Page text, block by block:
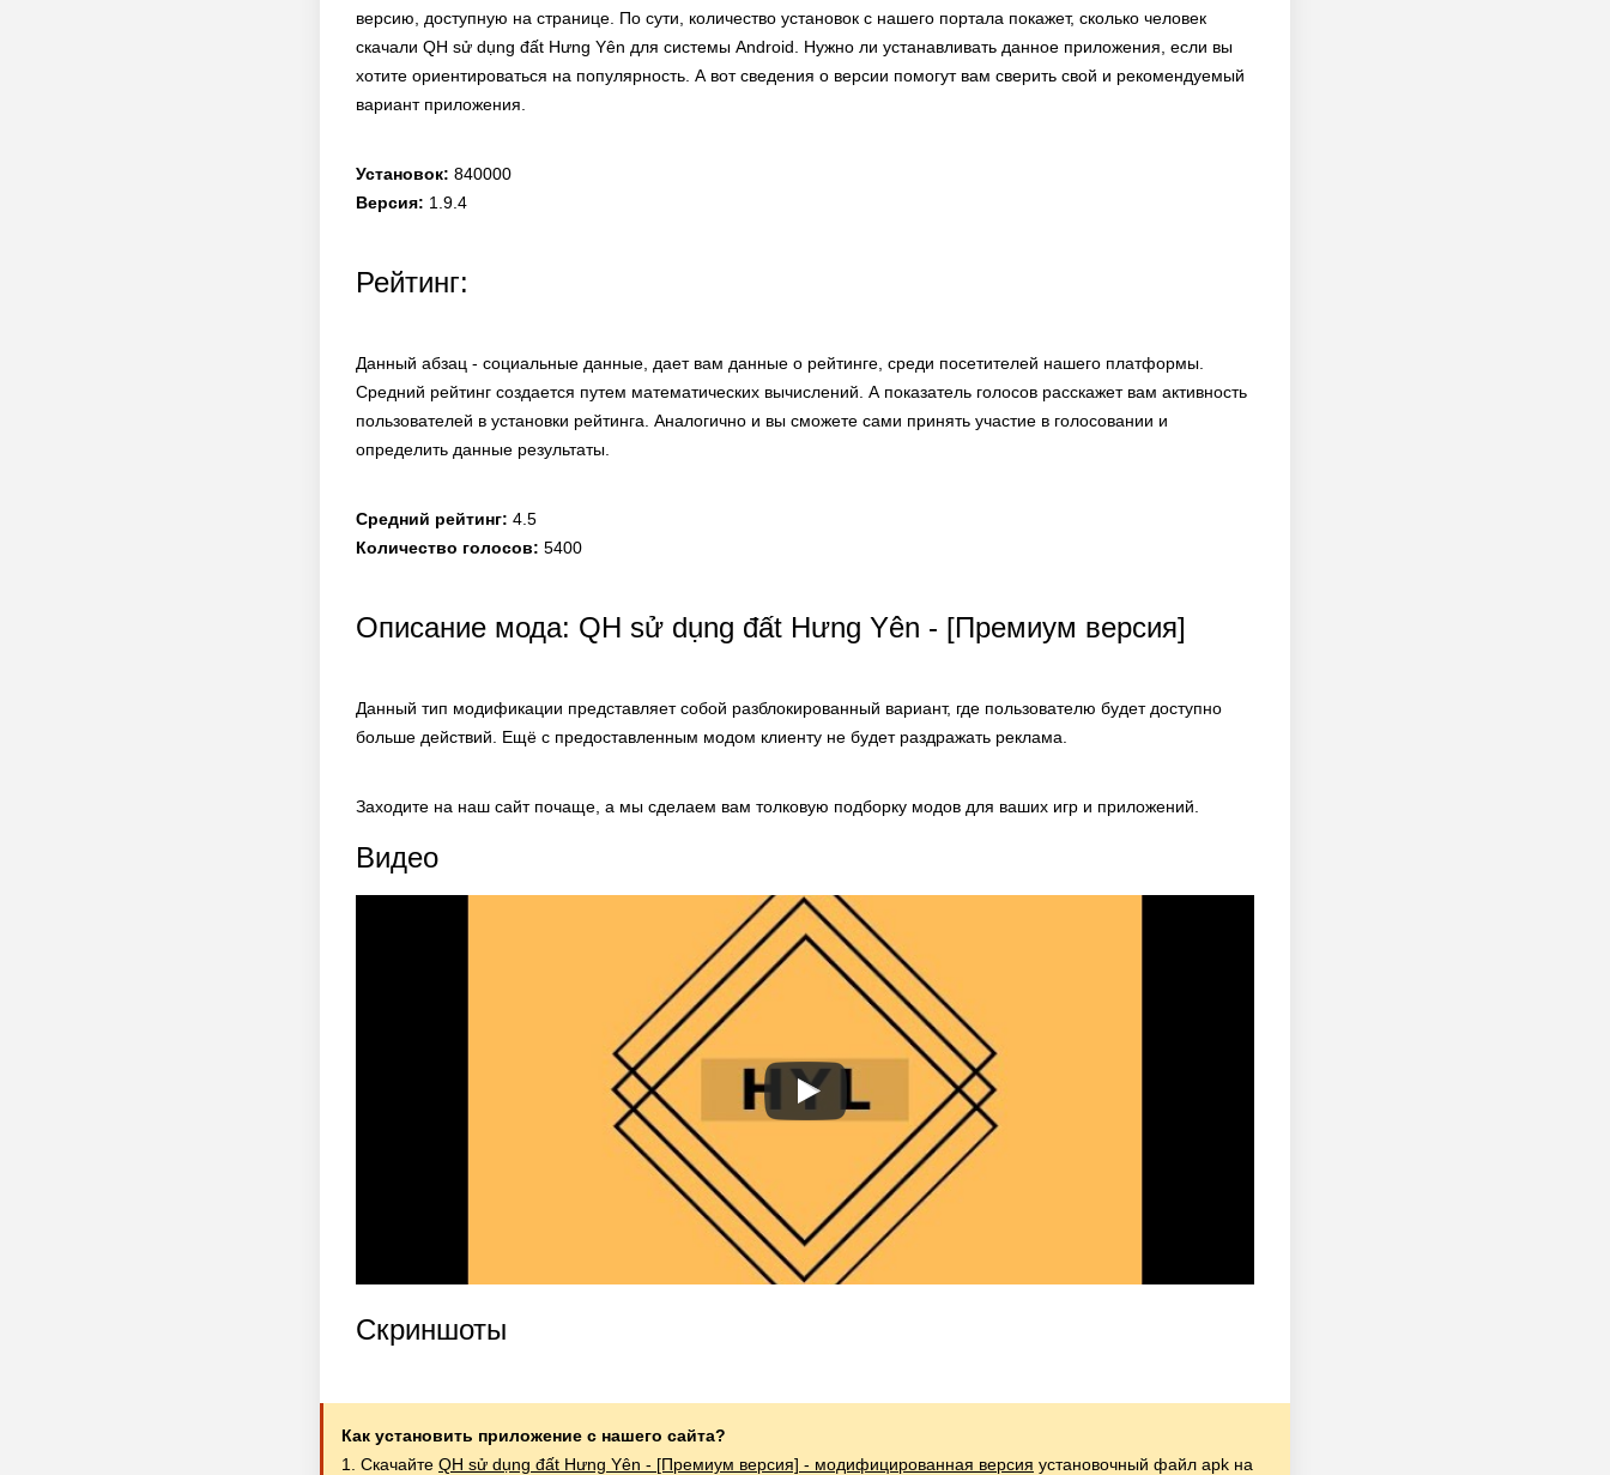
версию, доступную на странице. По сути, количество установок с нашего портала покажет, сколько человек
скачали QH sử dụng đất Hưng Yên для системы Android. Нужно ли устанавливать данное приложения, если вы
хотите ориентироваться на популярность. А вот сведения о версии помогут вам сверить свой и рекомендуемый
вариант приложения.
Установок: 840000
Версия: 1.9.4
Рейтинг:
Данный абзац - социальные данные, дает вам данные о рейтинге, среди посетителей нашего платформы.
Средний рейтинг создается путем математических вычислений. А показатель голосов расскажет вам активность
пользователей в установки рейтинга. Аналогично и вы сможете сами принять участие в голосовании и
определить данные результаты.
Средний рейтинг: 4.5
Количество голосов: 5400
Описание мода: QH sử dụng đất Hưng Yên - [Премиум версия]
Данный тип модификации представляет собой разблокированный вариант, где пользователю будет доступно
больше действий. Ещё с предоставленным модом клиенту не будет раздражать реклама.
Заходите на наш сайт почаще, а мы сделаем вам толковую подборку модов для ваших игр и приложений.
Видео
Скриншоты
Как установить приложение с нашего сайта?
1. Скачайте QH sử dụng đất Hưng Yên - [Премиум версия] - модифицированная версия установочный файл apk на